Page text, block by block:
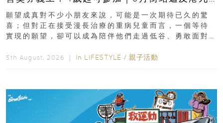
新界
願望成真對不少小朋友來說，可能是一次期待已久的驚
喜；但對正在接受漫長治療的重病兒童而言，一個等待
實現的願望，卻可以成為陪伴他們走過低谷、勇敢面對
5th August, 2026 ｜ In LIFESTYLE / 親子活動